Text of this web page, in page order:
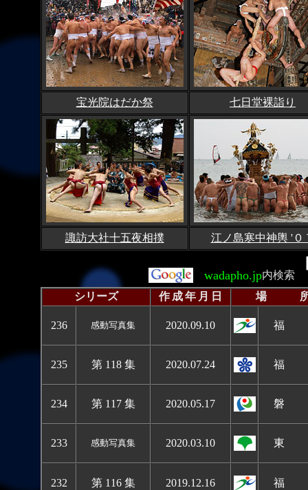
宝光院はだか祭 七日堂裸詣り
諏訪大社十五夜相撲 江ノ島寒中神輿 '０
wadapho.jp内検索
シリーズ
作 成年 月 日 場
236 感動写真集 2020.09.10 福
235 第 118 集 2020.07.24 福
234 第 117 集 2020.05.17 磐
233 感動写真集 2020.03.10 東
232 第 116 集 2019.12.16 福